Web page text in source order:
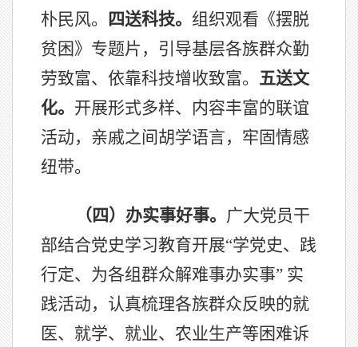
朴民风。
四送科技。 组织观看《摆脱
贫困》专题片，引导基层各族群众勤
劳致富、依靠科技增收致富。 五送文
化。 开展形式多样、内容丰富的联谊
活动，亲戚之间胡学语言，牢固情感
纽带。
（四）办实事好事。 广大党员干
部结合党史学习教育开展“学党史、践
行定、为各组群众解难事办实事” 实
践活动，认真梳理各族群众反映的就
医、就学、就业、农业生产等困难诉